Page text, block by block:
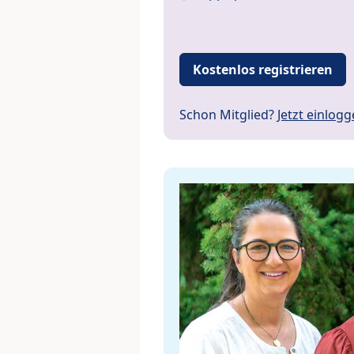
Kostenlos registrieren
Schon Mitglied? Jetzt